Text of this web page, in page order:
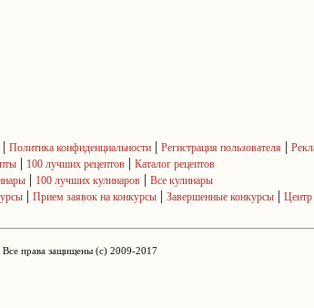
Политика конфиденциальности| Регистрация пользователя |
| 100 лучших рецептов | Каталог рецептов
| 100 лучших кулинаров| Все кулинары
| Прием заявок на конкурсы | Завершенные конкурсы | Центр
Все права защищены (c) 2009-2017